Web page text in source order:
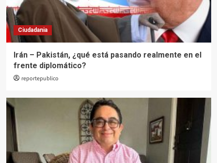
Ciudadania
Irán – Pakistán, ¿qué está pasando realmente en el
frente diplomático?
reportepublico